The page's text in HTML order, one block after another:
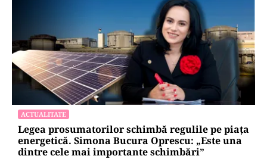
ACTUALITATE
Legea prosumatorilor schimbă regulile pe piața
energetică. Simona Bucura Oprescu: „Este una
dintre cele mai importante schimbări”